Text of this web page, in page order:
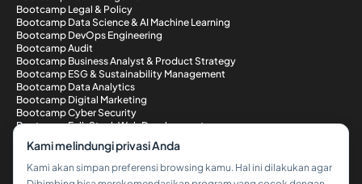
Bootcamp Legal & Policy
Bootcamp Data Science & AI Machine Learning
Bootcamp DevOps Engineering
Bootcamp Audit
Bootcamp Business Analyst & Product Strategy
Bootcamp ESG & Sustainability Management
Bootcamp Data Analytics
Bootcamp Digital Marketing
Bootcamp Cyber Security
Bootcamp Full-Stack Web Development
Metode Pembayaran
Kami melindungi privasi Anda
Kami akan simpan preferensi browsing kamu. Hal ini dilakukan agar